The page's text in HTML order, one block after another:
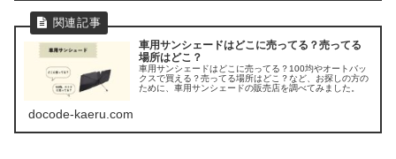
車用サンシェードはどこに売ってる？売ってる
場所はどこ？
車用サンシェードはどこに売ってる？100均やオートバッ
クスで買える？売ってる場所はどこ？など、お探しの方の
ために、車用サンシェードの販売店を調べてみました。
docode-kaeru.com